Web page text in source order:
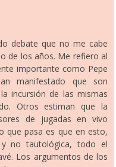
debate que no me cabe
de los años. Me refiero al
importante como Pepe
manifestado que son
incursión de las mismas
Otros estiman que la
de jugadas en vivo
que pasa es que en esto,
y no tautológica, todo el
Los argumentos de los